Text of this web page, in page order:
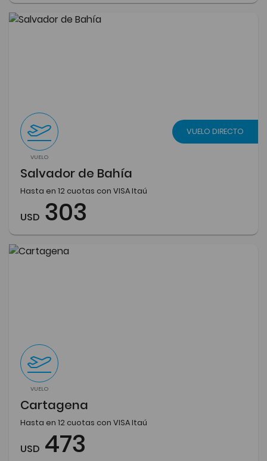
VUELO
VUELO DIRECTO
Salvador de Bahía
Hasta en 12 cuotas con VISA Itaú
USD 303
VUELO
Cartagena
Hasta en 12 cuotas con VISA Itaú
USD 473